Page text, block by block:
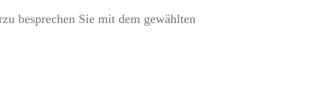
besprechen Sie mit dem gewählten